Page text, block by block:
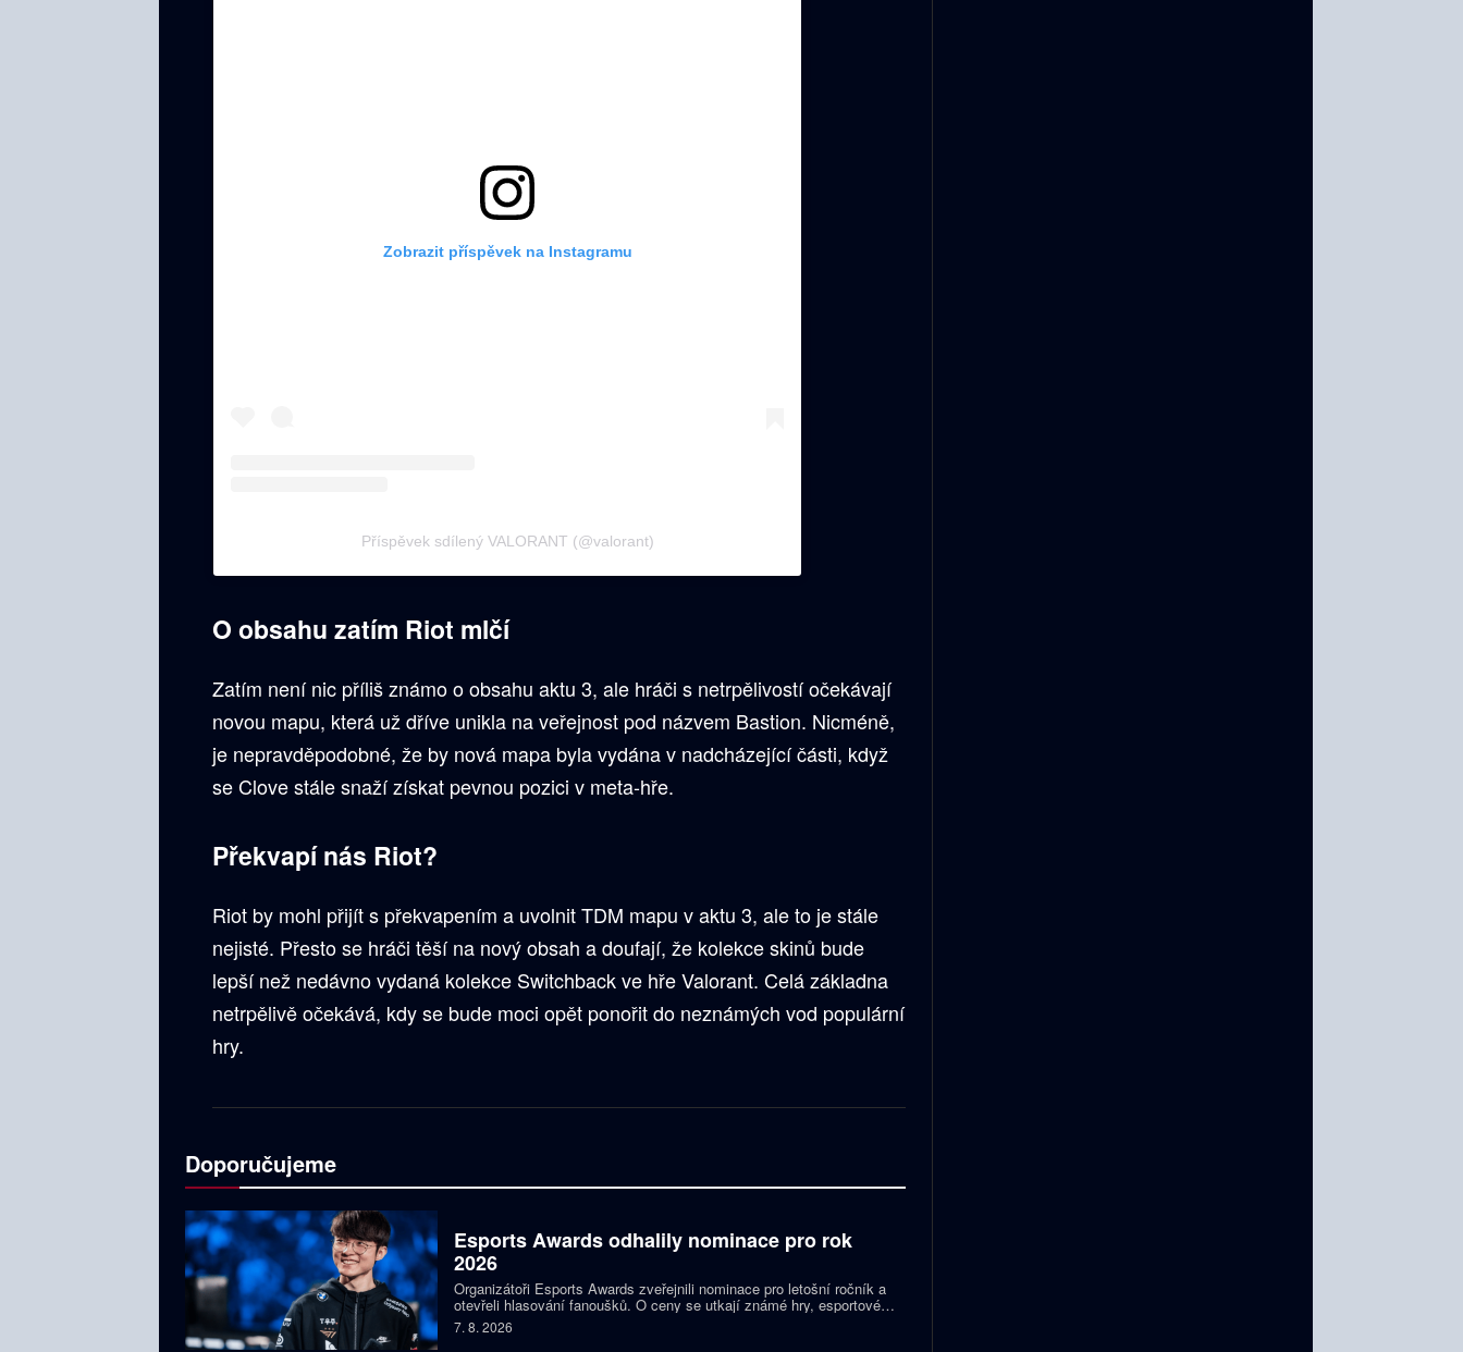
Zobrazit příspěvek na Instagramu
Příspěvek sdílený VALORANT (@valorant)
O obsahu zatím Riot mlčí
Zatím není nic příliš známo o obsahu aktu 3, ale hráči s netrpělivostí očekávají
novou mapu, která už dříve unikla na veřejnost pod názvem Bastion. Nicméně,
je nepravděpodobné, že by nová mapa byla vydána v nadcházející části, když
se Clove stále snaží získat pevnou pozici v meta-hře.
Překvapí nás Riot?
Riot by mohl přijít s překvapením a uvolnit TDM mapu v aktu 3, ale to je stále
nejisté. Přesto se hráči těší na nový obsah a doufají, že kolekce skinů bude
lepší než nedávno vydaná kolekce Switchback ve hře Valorant. Celá základna
netrpělivě očekává, kdy se bude moci opět ponořit do neznámých vod populární
hry.
Doporučujeme
Esports Awards odhalily nominace pro rok
2026
Organizátoři Esports Awards zveřejnili nominace pro letošní ročník a
otevřeli hlasování fanoušků. O ceny se utkají známé hry, esportové
týmy, streameři i další osobnosti scény. Mezi nominovanými nechybějí
Faker, Jynxzi, Kai Cenat nebo IShowSpeed.
7. 8. 2026